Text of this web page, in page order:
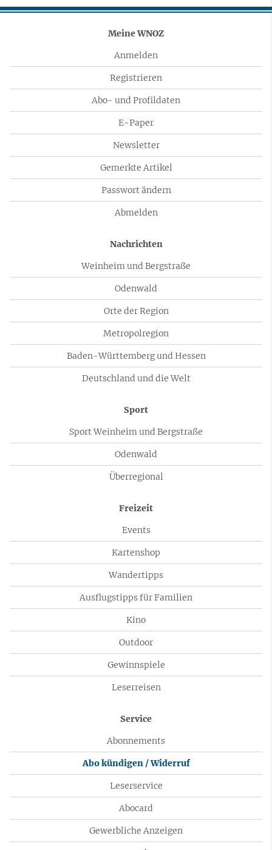
Meine WNOZ
Anmelden
Registrieren
Abo- und Profildaten
E-Paper
Newsletter
Gemerkte Artikel
Passwort ändern
Abmelden
Nachrichten
Weinheim und Bergstraße
Odenwald
Orte der Region
Metropolregion
Baden-Württemberg und Hessen
Deutschland und die Welt
Sport
Sport Weinheim und Bergstraße
Odenwald
Überregional
Freizeit
Events
Kartenshop
Wandertipps
Ausflugstipps für Familien
Kino
Outdoor
Gewinnspiele
Leserreisen
Service
Abonnements
Abo kündigen / Widerruf
Leserservice
Abocard
Gewerbliche Anzeigen